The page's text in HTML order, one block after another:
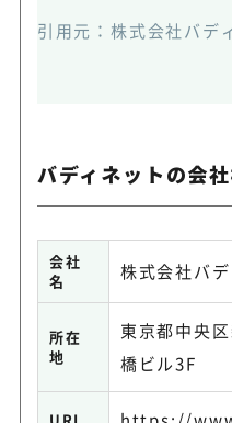
引用元：株式会社バ
バディネットの会
会社
名
株式会社バ
所在
地
東京都中央
橋ビル3F
URL